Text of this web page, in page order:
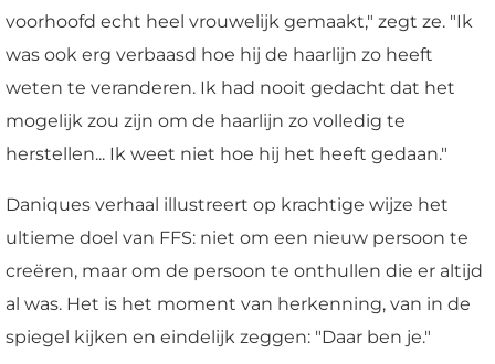
voorhoofd echt heel vrouwelijk gemaakt," zegt ze. "Ik
was ook erg verbaasd hoe hij de haarlijn zo heeft
weten te veranderen. Ik had nooit gedacht dat het
mogelijk zou zijn om de haarlijn zo volledig te
herstellen... Ik weet niet hoe hij het heeft gedaan."
Daniques verhaal illustreert op krachtige wijze het
ultieme doel van FFS: niet om een nieuw persoon te
creëren, maar om de persoon te onthullen die er altijd
al was. Het is het moment van herkenning, van in de
spiegel kijken en eindelijk zeggen: "Daar ben je."